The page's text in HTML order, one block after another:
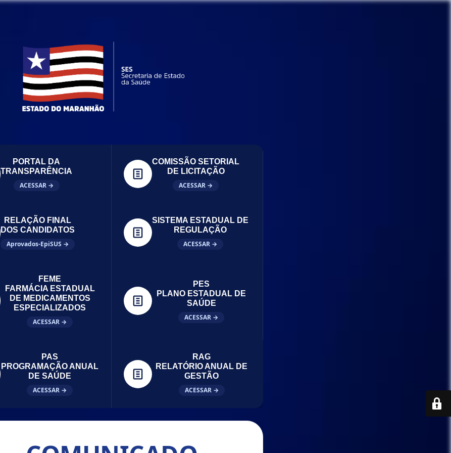
PORTAL DA
TRANSPARÊNCIA
ACESSAR →
COMISSÃO SETORIAL
DE LICITAÇÃO
ACESSAR →
RELAÇÃO FINAL
DOS CANDIDATOS
Aprovados-EpiSUS →
SISTEMA ESTADUAL DE
REGULAÇÃO
ACESSAR →
FEME
FARMÁCIA ESTADUAL
DE MEDICAMENTOS
ESPECIALIZADOS
ACESSAR →
PES
PLANO ESTADUAL DE
SAÚDE
ACESSAR →
PAS
PROGRAMAÇÃO ANUAL
DE SAÚDE
ACESSAR →
RAG
RELATÓRIO ANUAL DE
GESTÃO
ACESSAR →